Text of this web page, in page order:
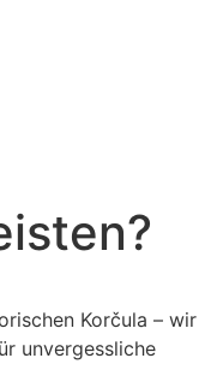
Korčula – wir
unvergessliche